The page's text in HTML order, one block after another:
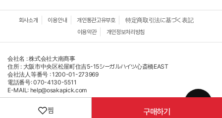
↑
찜 구매하기
회사소개 이용안내 개인통관고유부호
特定商取引法に基づく表記
이용약관
개인정보처리방침
会社名 : 株式会社大南商事
住所 : 大阪市中央区松屋町住吉5-15シーガルハイツ心斎橋EAST
会社法人等番号 : 1200-01-273969
電話番号: 070-4130-5511
E-MAIL: help@osakapick.com